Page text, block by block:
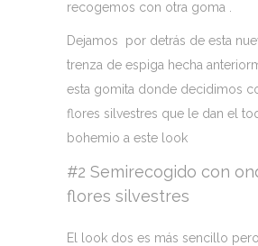
recogemos con otra goma .
Dejamos por detrás de esta
trenza de espiga hecha
esta gomita donde decidimos
flores silvestres que le dan el
bohemio a este look
#2 Semirecogido con
flores silvestres
El look dos es más sencillo